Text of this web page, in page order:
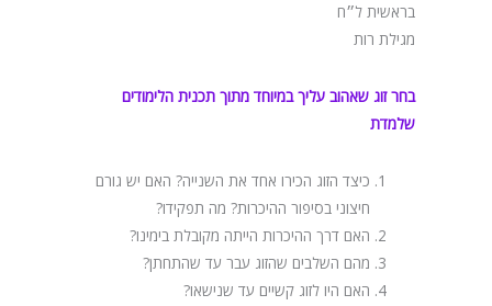
בראשית ל״ח
מגילת רות
בחר זוג שאהוב עליך במיוחד מתוך תכנית הלימודים
שלמדת
כיצד הזוג הכירו אחד את השנייה? האם יש גורם
חיצוני בסיפור ההיכרות? מה תפקידו?
האם דרך ההיכרות הייתה מקובלת בימינו?
מהם השלבים שהזוג עבר עד שהתחתן?
האם היו לזוג קשיים עד שנישאו?